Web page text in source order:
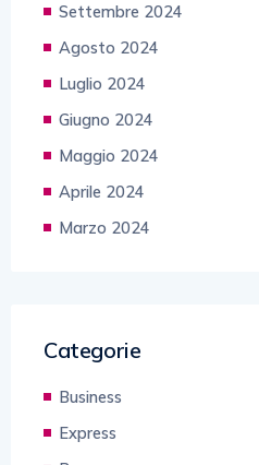
Settembre 2024
Agosto 2024
Luglio 2024
Giugno 2024
Maggio 2024
Aprile 2024
Marzo 2024
Categorie
Business
Express